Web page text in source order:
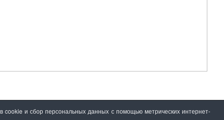
и сбор персональных данных с помощью метрических интернет-